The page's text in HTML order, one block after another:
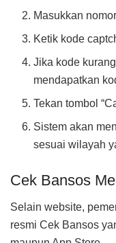
Masukkan
Ketik kode
Jika kode
mendapatkan
Tekan tombol
Sistem akan
sesuai wilayah
Cek Bansos
Selain website,
resmi Cek Bansos